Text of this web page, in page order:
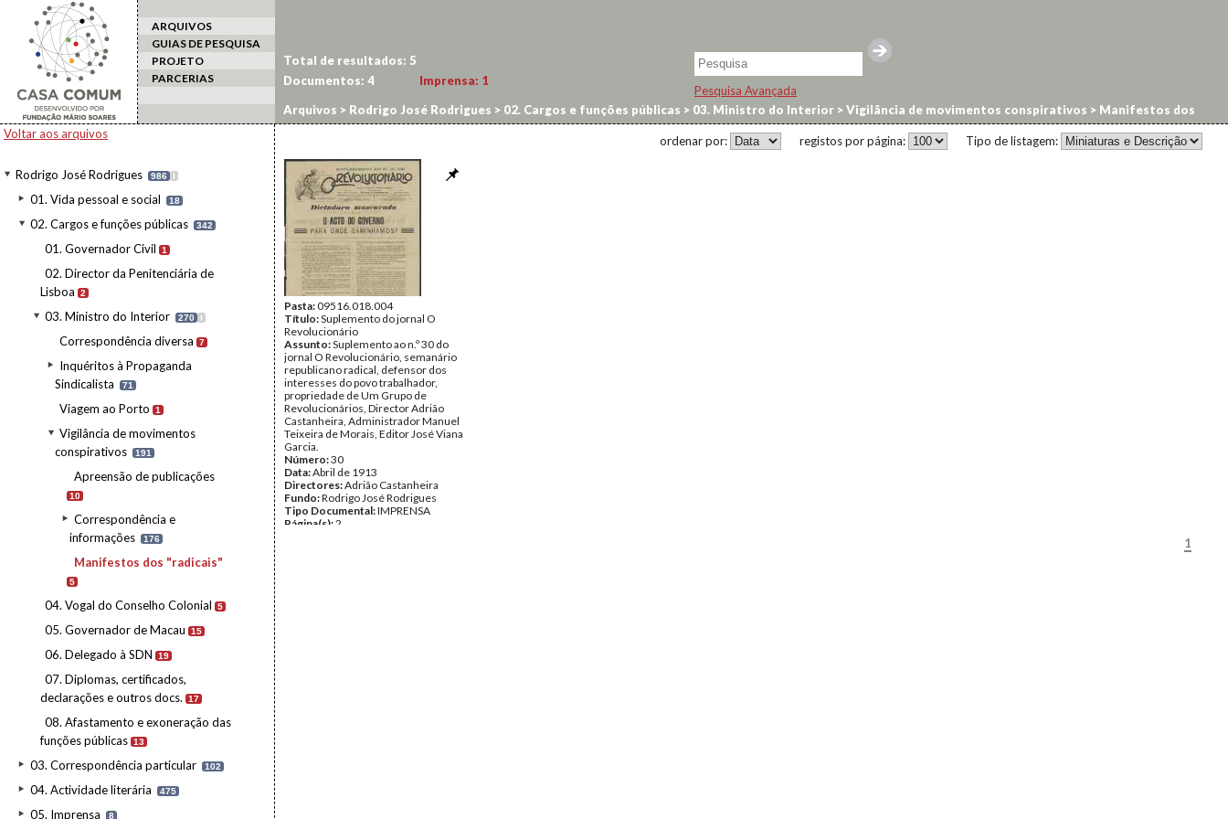
ARQUIVOS
GUIAS DE PESQUISA
PROJETO
PARCERIAS
Pesquisa Avançada
Voltar aos arquivos
Rodrigo José Rodrigues 986 I
01. Vida pessoal e social 18
02. Cargos e funções públicas 342
01. Governador Civil 1
02. Director da Penitenciária de
Lisboa
2
03. Ministro do Interior 270 I
Correspondência diversa 7
Inquéritos à Propaganda
Sindicalista
71
Viagem ao Porto 1
Vigilância de movimentos
conspirativos
191
Apreensão de publicações
10
Correspondência e
informações
176
Manifestos dos "radicais"
5
04. Vogal do Conselho Colonial 5
05. Governador de Macau 15
06. Delegado à SDN 19
07. Diplomas, certificados,
declarações e outros docs.
17
08. Afastamento e exoneração das
funções públicas 13
03. Correspondência particular 102
04. Actividade literária 475
05. Imprensa 8
Total de resultados: 5
Documentos: 4 Imprensa: 1
Arquivos > Rodrigo José Rodrigues > 02. Cargos e funções públicas > 03. Ministro do Interior >Vigilância de movimentos conspirativos > Manifestos dos
"radicais"
Tipo de listagem:
registos por página:
ordenar por:
Pasta:09516.018.004
Título:Suplemento do jornal O
Revolucionário
Assunto:Suplemento ao n.º 30 do
jornal O Revolucionário, semanário
republicano radical, defensor dos
interesses do povo trabalhador,
propriedade de Um Grupo de
Revolucionários, Director Adrião
Castanheira, Administrador Manuel
Teixeira de Morais, Editor José Viana
Garcia.
Número:30
Data:Abril de 1913
Directores:Adrião Castanheira
Fundo:Rodrigo José Rodrigues
Tipo Documental:IMPRENSA
Página(s):2
1